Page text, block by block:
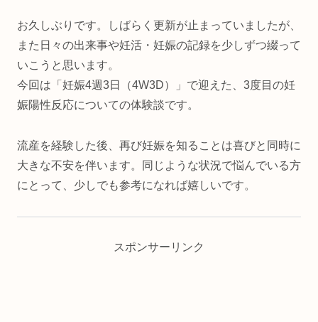
お久しぶりです。しばらく更新が止まっていましたが、
また日々の出来事や妊活・妊娠の記録を少しずつ綴って
いこうと思います。
今回は「妊娠4週3日（4W3D）」で迎えた、3度目の妊
娠陽性反応についての体験談です。
流産を経験した後、再び妊娠を知ることは喜びと同時に
大きな不安を伴います。同じような状況で悩んでいる方
にとって、少しでも参考になれば嬉しいです。
スポンサーリンク